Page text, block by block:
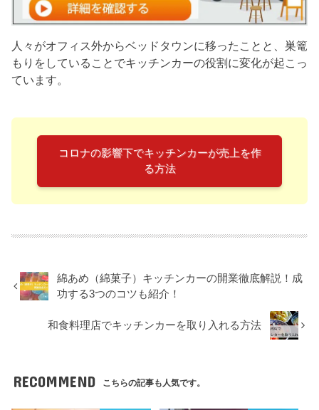
人々がオフィス外からベッドタウンに移ったことと、巣篭
もりをしていることでキッチンカーの役割に変化が起こっ
ています。
コロナの影響下でキッチンカーが売上を作
る方法
綿あめ（綿菓子）キッチンカーの開業徹底解説！成
功する3つのコツも紹介！
和食料理店でキッチンカーを取り入れる方法
RECOMMEND こちらの記事も人気です。